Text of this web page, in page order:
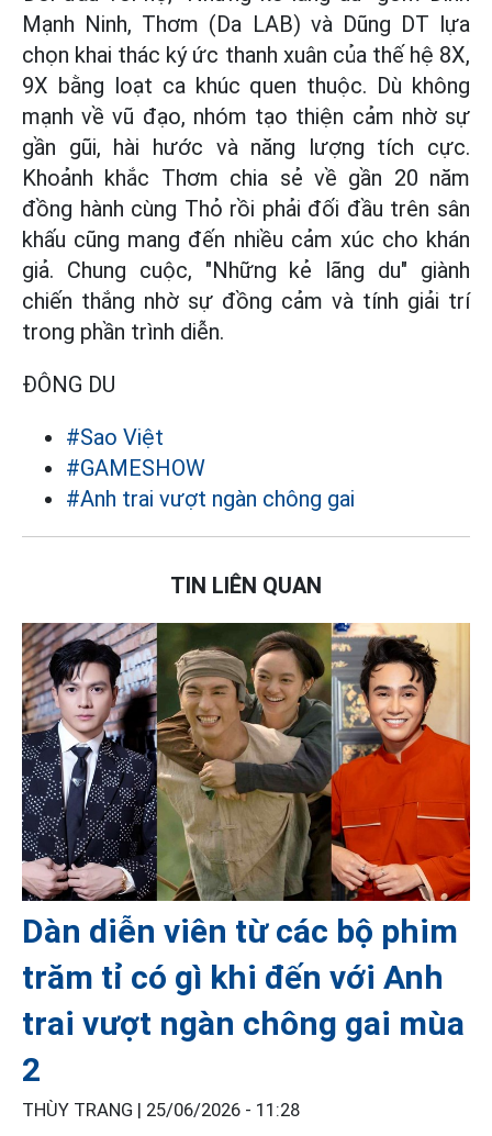
Mạnh Ninh, Thơm (Da LAB) và Dũng DT lựa
chọn khai thác ký ức thanh xuân của thế hệ 8X,
9X bằng loạt ca khúc quen thuộc. Dù không
mạnh về vũ đạo, nhóm tạo thiện cảm nhờ sự
gần gũi, hài hước và năng lượng tích cực.
Khoảnh khắc Thơm chia sẻ về gần 20 năm
đồng hành cùng Thỏ rồi phải đối đầu trên sân
khấu cũng mang đến nhiều cảm xúc cho khán
giả. Chung cuộc, "Những kẻ lãng du" giành
chiến thắng nhờ sự đồng cảm và tính giải trí
trong phần trình diễn.
ĐÔNG DU
#Sao Việt
#GAMESHOW
#Anh trai vượt ngàn chông gai
TIN LIÊN QUAN
Dàn diễn viên từ các bộ phim
trăm tỉ có gì khi đến với Anh
trai vượt ngàn chông gai mùa
2
THÙY TRANG | 25/06/2026 - 11:28